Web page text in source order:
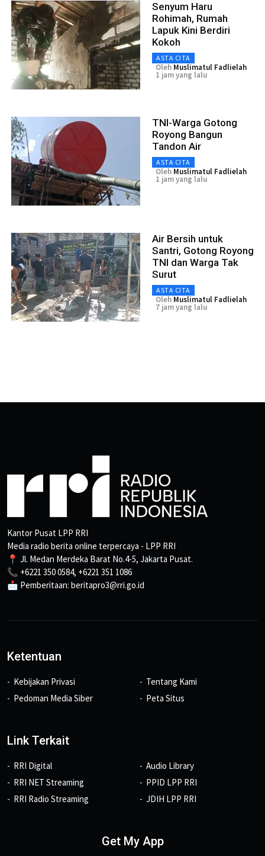
Senyum Haru
Rohimah, Rumah
Lapuk Kini Berdiri
Kokoh
ASTA CITA
Oleh Muslimatul Fadlielah
1 jam yang lalu
TNI-Warga Gotong
Royong Bangun
Tandon Air
ASTA CITA
Oleh Muslimatul Fadlielah
1 jam yang lalu
Air Bersih untuk
Santri, Gotong Royong
TNI dan Warga Tak
Surut
ASTA CITA
Oleh Muslimatul Fadlielah
7 jam yang lalu
Kantor Pusat LPP RRI
Media radio berita online terpercaya - LPP RRI
📍 Jl. Medan Merdeka Barat No.4-5, Jakarta Pusat.
📞 +6221 350 0584, +6221 351 1086
📩 Pemberitaan: beritapro3@rri.go.id
Ketentuan
Kebijakan Privasi
Pedoman Media Siber
Tentang Kami
Peta Situs
Link Terkait
RRI Digital
RRI NET Streaming
RRI Radio Streaming
Audio Library
PPID LPP RRI
JDIH LPP RRI
Get My App